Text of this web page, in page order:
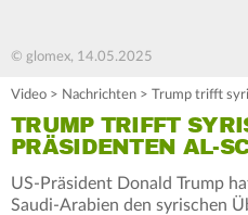
© glomex, 14.05.2025
Video > Nachrichten > Trump trifft
TRUMP TRIFFT
PRÄSIDENTEN AL-
US-Präsident Donald Trump
Saudi-Arabien den syrischen